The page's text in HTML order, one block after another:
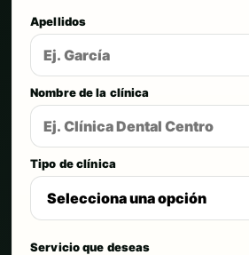
Apellidos
Nombre de la clínica
Tipo de clínica
Servicio que deseas